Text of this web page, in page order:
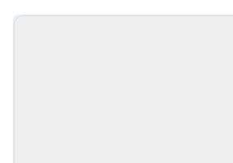
le sous-menu Vos métiers